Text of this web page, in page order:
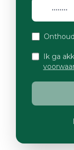
Ik ga